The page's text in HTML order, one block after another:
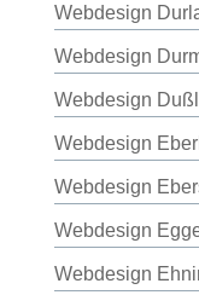
Webdesign
Webdesign
Webdesign
Webdesign
Webdesign
Webdesign
Webdesign